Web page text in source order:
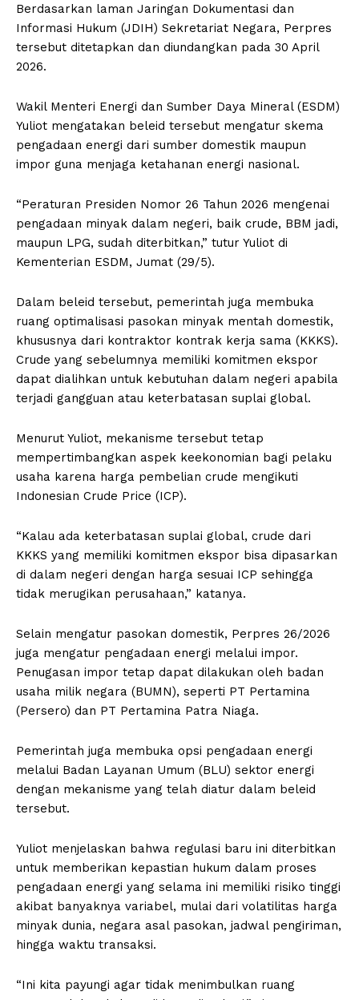
Berdasarkan laman Jaringan Dokumentasi dan
Informasi Hukum (JDIH) Sekretariat Negara, Perpres
tersebut ditetapkan dan diundangkan pada 30 April
2026.
Wakil Menteri Energi dan Sumber Daya Mineral (ESDM)
Yuliot mengatakan beleid tersebut mengatur skema
pengadaan energi dari sumber domestik maupun
impor guna menjaga ketahanan energi nasional.
“Peraturan Presiden Nomor 26 Tahun 2026 mengenai
pengadaan minyak dalam negeri, baik crude, BBM jadi,
maupun LPG, sudah diterbitkan,” tutur Yuliot di
Kementerian ESDM, Jumat (29/5).
Dalam beleid tersebut, pemerintah juga membuka
ruang optimalisasi pasokan minyak mentah domestik,
khususnya dari kontraktor kontrak kerja sama (KKKS).
Crude yang sebelumnya memiliki komitmen ekspor
dapat dialihkan untuk kebutuhan dalam negeri apabila
terjadi gangguan atau keterbatasan suplai global.
Menurut Yuliot, mekanisme tersebut tetap
mempertimbangkan aspek keekonomian bagi pelaku
usaha karena harga pembelian crude mengikuti
Indonesian Crude Price (ICP).
“Kalau ada keterbatasan suplai global, crude dari
KKKS yang memiliki komitmen ekspor bisa dipasarkan
di dalam negeri dengan harga sesuai ICP sehingga
tidak merugikan perusahaan,” katanya.
Selain mengatur pasokan domestik, Perpres 26/2026
juga mengatur pengadaan energi melalui impor.
Penugasan impor tetap dapat dilakukan oleh badan
usaha milik negara (BUMN), seperti PT Pertamina
(Persero) dan PT Pertamina Patra Niaga.
Pemerintah juga membuka opsi pengadaan energi
melalui Badan Layanan Umum (BLU) sektor energi
dengan mekanisme yang telah diatur dalam beleid
tersebut.
Yuliot menjelaskan bahwa regulasi baru ini diterbitkan
untuk memberikan kepastian hukum dalam proses
pengadaan energi yang selama ini memiliki risiko tinggi
akibat banyaknya variabel, mulai dari volatilitas harga
minyak dunia, negara asal pasokan, jadwal pengiriman,
hingga waktu transaksi.
“Ini kita payungi agar tidak menimbulkan ruang